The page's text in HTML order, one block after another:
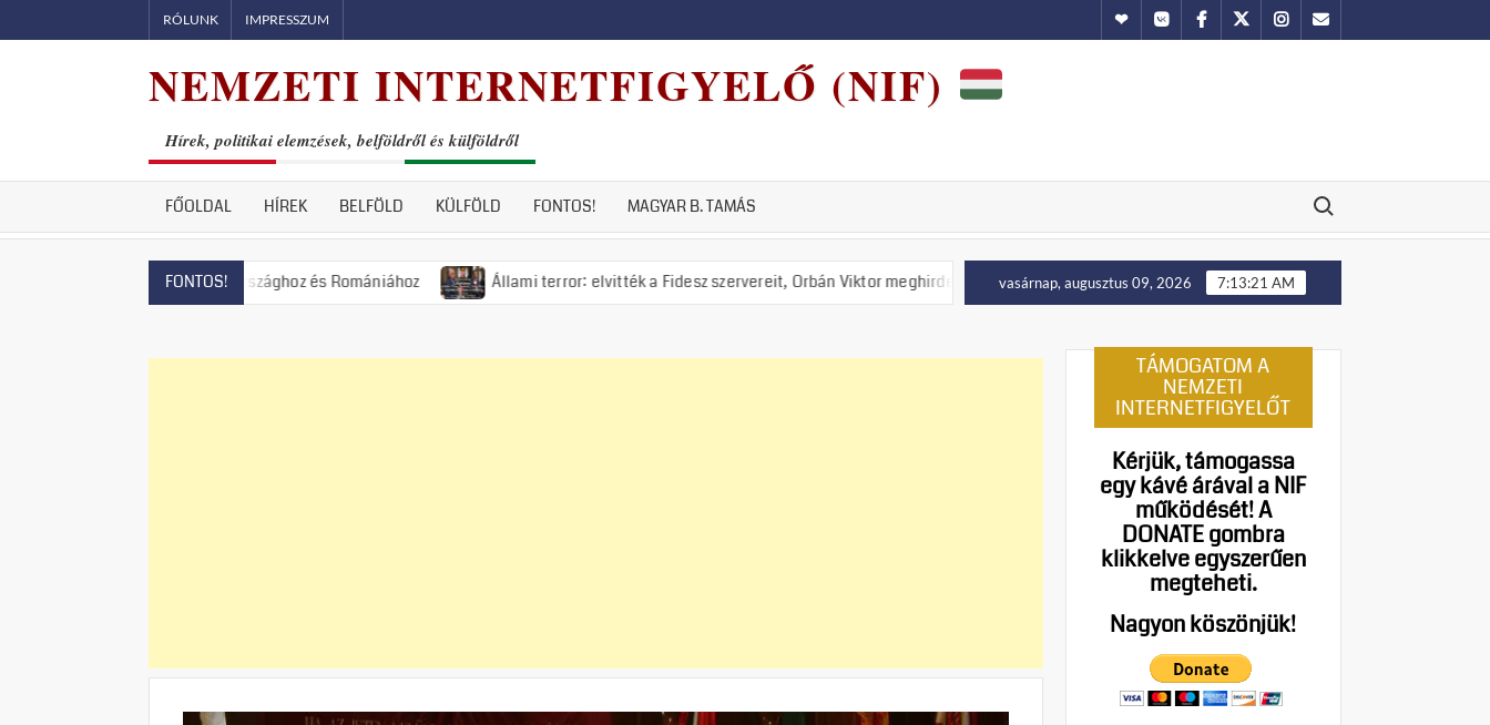
to
RÓLUNK IMPRESSZUM HundubVkontakte
Facebook
TwitterInstagram
Email
NEMZETI INTERNETFIGYELŐ (NIF)
Hírek, politikai elemzések, belföldről és külföldről
FŐOLDAL HÍREK BELFÖLD KÜLFÖLD FONTOS! MAGYAR B. TAMÁS
Search for:
FONTOS!
Magyarországhoz és Romániához Állami terror: elvitték a Fidesz szervereit, Orbán Viktor meghirdette a nemzeti ellenállást! Manny Pacquiao és tíz abortusztúlélő üzenete a
vasárnap, augusztus 09, 2026 7:13:22 AM
TÁMOGATOM A
NEMZETI
INTERNETFIGYELŐT
Kérjük, támogassa
egy kávé árával a NIF
működését!A
DONATE gombra
klikkelve egyszerűen
megteheti.
Nagyon köszönjük!